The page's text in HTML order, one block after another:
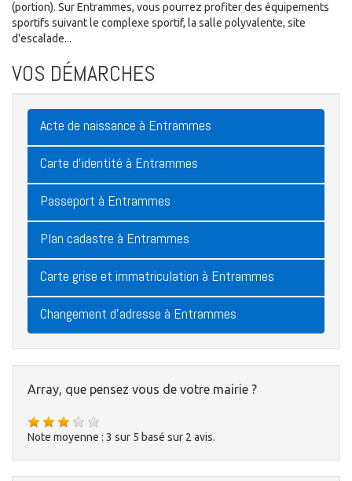
(portion). Sur Entrammes, vous pourrez profiter des équipements
sportifs suivant le complexe sportif, la salle polyvalente, site
d'escalade...
VOS DÉMARCHES
Acte de naissance à Entrammes
Carte d'identité à Entrammes
Passeport à Entrammes
Plan cadastre à Entrammes
Carte grise et immatriculation à Entrammes
Changement d'adresse à Entrammes
Array, que pensez vous de votre mairie ?
Note moyenne : 3 sur 5 basé sur 2 avis.